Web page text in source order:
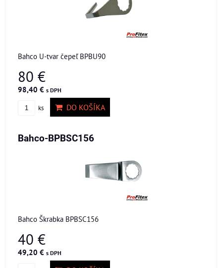
Bahco U-tvar čepeľ BPBU90
80 €
98,40 € s DPH
ks DO KOŠÍKA
Bahco-BPBSC156
Bahco Škrabka BPBSC156
40 €
49,20 € s DPH